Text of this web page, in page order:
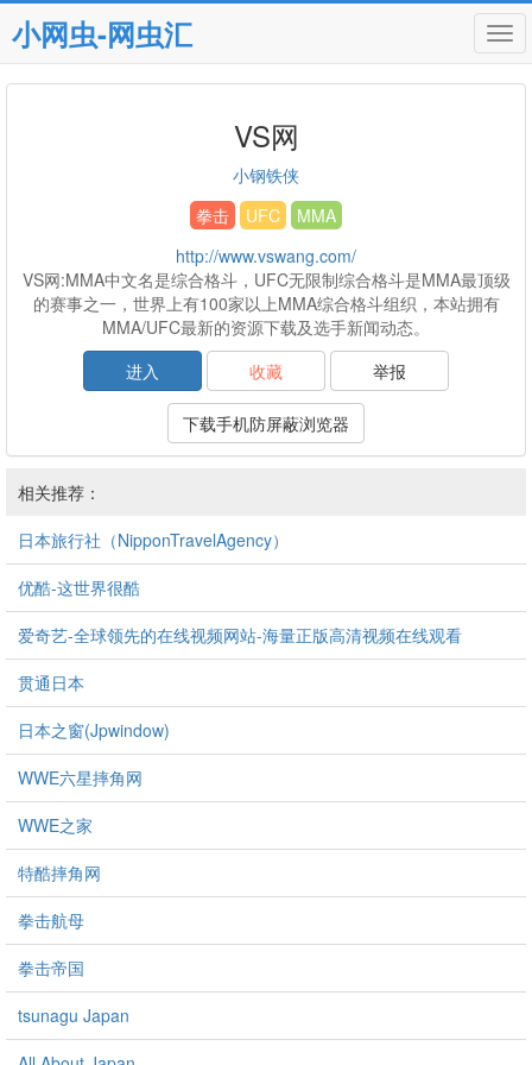
小网虫-网虫汇
VS网
小钢铁侠
拳击
UFC
MMA
http://www.vswang.com/
VS网:MMA中文名是综合格斗，UFC无限制综合格斗是MMA最顶级
的赛事之一，世界上有100家以上MMA综合格斗组织，本站拥有
MMA/UFC最新的资源下载及选手新闻动态。
进入
收藏 举报
下载手机防屏蔽浏览器
相关推荐：
日本旅行社（NipponTravelAgency）
优酷-这世界很酷
爱奇艺-全球领先的在线视频网站-海量正版高清视频在线观看
贯通日本
日本之窗(Jpwindow)
WWE六星摔角网
WWE之家
特酷摔角网
拳击航母
拳击帝国
tsunagu Japan